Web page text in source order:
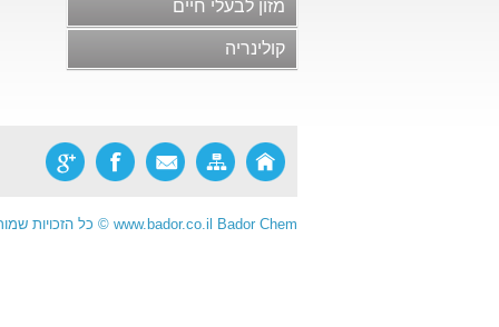
חלב ומוצריו
בשר ומוצריו ותחליפי בשר
ריבות, דבש ודברי מתיקה
מזון פונקציונלי
מזון לבעלי חיים
קולינריה
Bador Chem
www.bador.co.il
© כל הזכויות